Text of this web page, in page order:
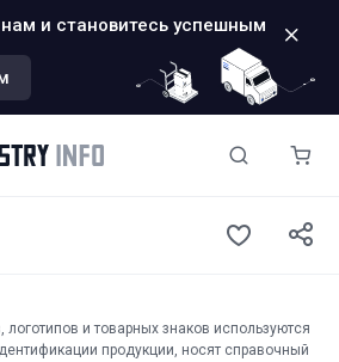
и становитесь успешным
логотипов и товарных знаков используются
продукции, носят справочный